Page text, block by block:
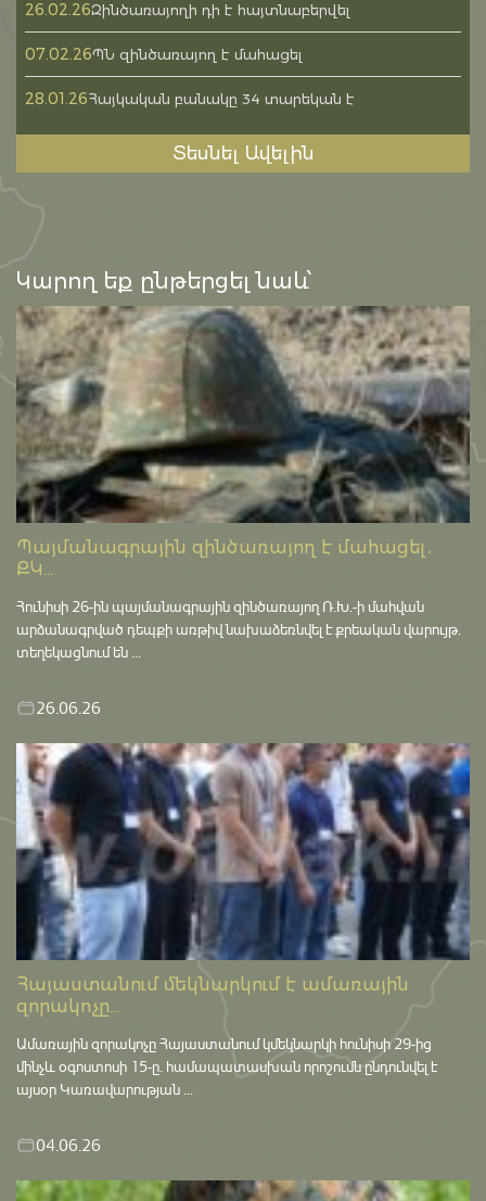
26.02.26Զինծառայողի դի է հայտնաբերվել
07.02.26ՊՆ զինծառայող է մահացել
28.01.26Հայկական բանակը 34 տարեկան է
Տեսնել Ավելին
Կարող եք ընթերցել նաև՝
Պայմանագրային զինծառայող է մահացել․
ՔԿ...
Հունիսի 26-ին պայմանագրային զինծառայող Ռ.Խ.-ի մահվան
արձանագրված դեպքի առթիվ նախաձեռնվել է քրեական վարույթ․
տեղեկացնում են ...
26.06.26
Հայաստանում մեկնարկում է ամառային
զորակոչը...
Ամառային զորակոչը Հայաստանում կմեկնարկի հունիսի 29-ից
մինչև օգոստոսի 15-ը․ համապատասխան որոշումն ընդունվել է
այսօր Կառավարության ...
04.06.26